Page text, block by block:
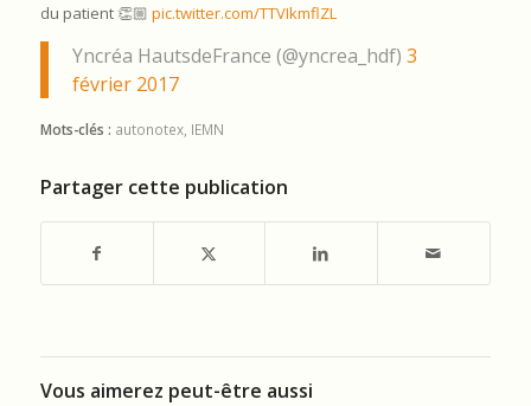
du patient 👏🏼 pic.twitter.com/TTVIkmflZL
Yncréa HautsdeFrance (@yncrea_hdf) 3
février 2017
Mots-clés : autonotex, IEMN
Partager cette publication
Vous aimerez peut-être aussi